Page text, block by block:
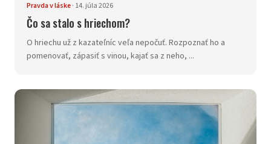
Pravda v láske· 14. júla 2026
Čo sa stalo s hriechom?
O hriechu už z kazateľníc veľa nepočuť. Rozpoznať ho a
pomenovať, zápasiť s vinou, kajať sa z neho, ...